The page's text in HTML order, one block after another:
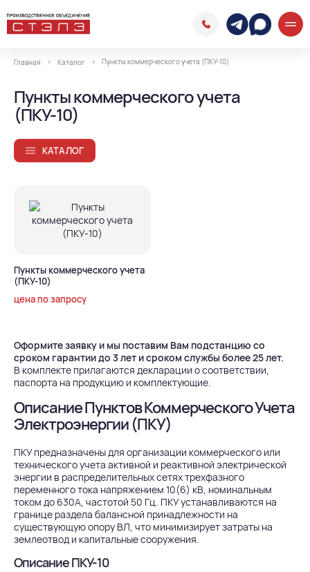
Главная Каталог Пункты коммерческого учета (ПКУ-10)
Пункты коммерческого учета
(ПКУ-10)
КАТАЛОГ
Пункты коммерческого учета
(ПКУ-10)
цена по запросу
Оформите заявку и мы поставим Вам подстанцию со
сроком гарантии до 3 лет и сроком службы более 25 лет.
В комплекте прилагаются декларации о соответствии,
паспорта на продукцию и комплектующие.
Описание Пунктов Коммерческого Учета
Электроэнергии (ПКУ)
ПКУ предназначены для организации коммерческого или
технического учета активной и реактивной электрической
энергии в распределительных сетях трехфазного
переменного тока напряжением 10(6) кВ, номинальным
током до 630А, частотой 50 Гц. ПКУ устанавливаются на
границе раздела балансной принадлежности на
существующую опору ВЛ, что минимизирует затраты на
землеотвод и капитальные сооружения.
Описание ПКУ-10